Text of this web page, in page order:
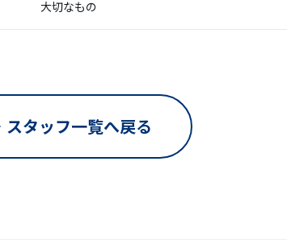
大切なもの
スタッフ一覧へ戻る